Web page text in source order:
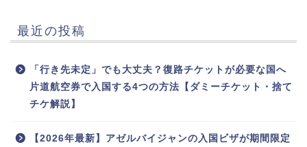
最近の投稿
「行き先未定」でも大丈夫？復路チケットが必要な国へ
片道航空券で入国する4つの方法【ダミーチケット・捨て
チケ解説】
【2026年最新】アゼルバイジャンの入国ビザが期間限定